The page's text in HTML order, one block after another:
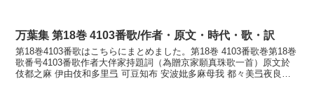
万葉集 第18巻 4103番歌/作者・原文・時代・歌・訳
第18巻4103番歌はこちらにまとめました。第18巻 4103番歌巻第18巻
歌番号4103番歌作者大伴家持題詞（為贈京家願真珠歌一首）原文於
伎都之麻 伊由伎和多里弖 可豆知布 安波妣多麻母我 都々美弖夜良牟